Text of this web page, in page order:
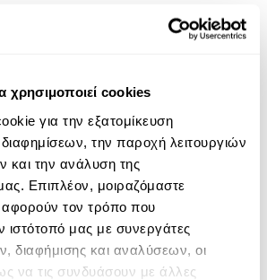
χρησιμοποιεί cookies
για την εξατομίκευση
την παροχή λειτουργιών
και την ανάλυση της
Επιπλέον, μοιραζόμαστε
τον τρόπο που
ιστότοπό μας με συνεργάτες
διαφήμισης και αναλύσεων, οι
να τις συνδυάσουν με άλλες